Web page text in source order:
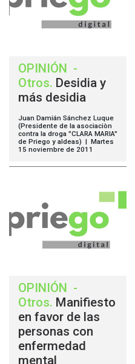
OPINIÓN -
Otros. Desidia y
más desidia
Juan Damián Sánchez Luque
(Presidente de la asociaciòn
contra la droga "CLARA MARIA"
de Priego y aldeas) | Martes
15 noviembre de 2011
OPINIÓN -
Otros. Manifiesto
en favor de las
personas con
enfermedad
mental